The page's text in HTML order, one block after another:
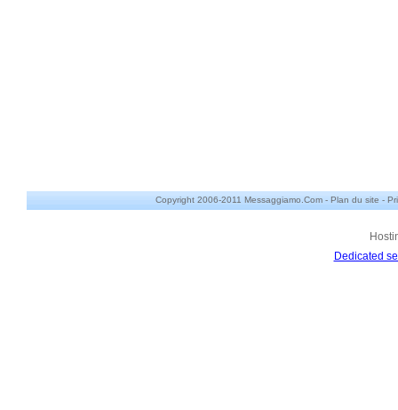
Copyright 2006-2011 Messaggiamo.Com - Plan du site -
Dedicated